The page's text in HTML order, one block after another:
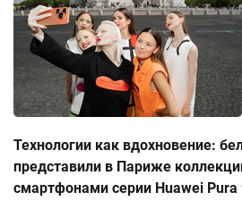
Технологии как вдохновение:
представили в Париже
смартфонами серии Huawei Pura